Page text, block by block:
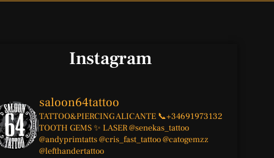
Instagram
saloon64tattoo
TATTOO&PIERCINGALICANTE 📞+34691973132
TOOTH GEMS ✨ LASER@senekas_tattoo
@andyprimtatts@cris_fast_tattoo@catogemzz
@lefthandertattoo